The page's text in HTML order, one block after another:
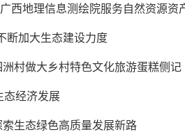
地理信息测绘院服务自然资源资
断加大生态建设力度
村做大乡村特色文化旅游蛋糕侧记
态经济发展
索生态绿色高质量发展新路